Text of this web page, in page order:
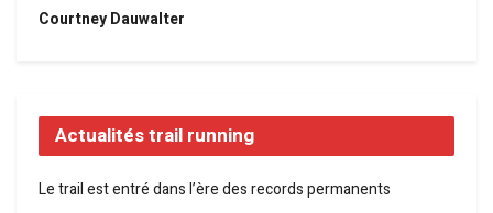
Courtney Dauwalter
Actualités trail running
Le trail est entré dans l’ère des records permanents